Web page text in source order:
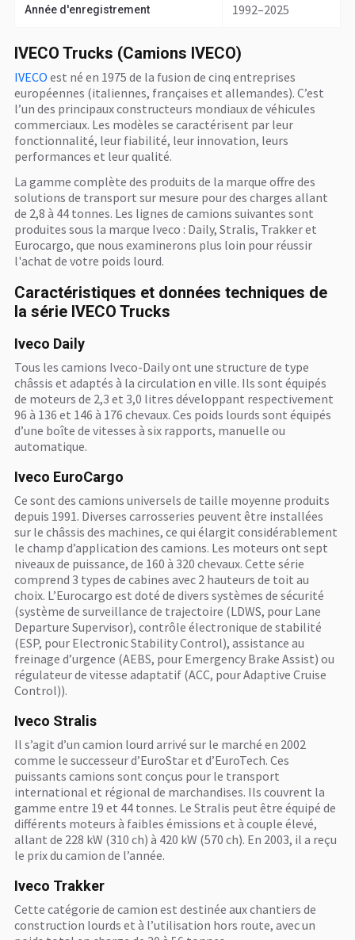
Année d'enregistrement 1992–2025
IVECO Trucks (Camions IVECO)
IVECO est né en 1975 de la fusion de cinq entreprises
européennes (italiennes, françaises et allemandes). C’est
l’un des principaux constructeurs mondiaux de véhicules
commerciaux. Les modèles se caractérisent par leur
fonctionnalité, leur fiabilité, leur innovation, leurs
performances et leur qualité.
La gamme complète des produits de la marque offre des
solutions de transport sur mesure pour des charges allant
de 2,8 à 44 tonnes. Les lignes de camions suivantes sont
produites sous la marque Iveco : Daily, Stralis, Trakker et
Eurocargo, que nous examinerons plus loin pour réussir
l'achat de votre poids lourd.
Caractéristiques et données techniques de
la série IVECO Trucks
Iveco Daily
Tous les camions Iveco-Daily ont une structure de type
châssis et adaptés à la circulation en ville. Ils sont équipés
de moteurs de 2,3 et 3,0 litres développant respectivement
96 à 136 et 146 à 176 chevaux. Ces poids lourds sont équipés
d’une boîte de vitesses à six rapports, manuelle ou
automatique.
Iveco EuroCargo
Ce sont des camions universels de taille moyenne produits
depuis 1991. Diverses carrosseries peuvent être installées
sur le châssis des machines, ce qui élargit considérablement
le champ d’application des camions. Les moteurs ont sept
niveaux de puissance, de 160 à 320 chevaux. Cette série
comprend 3 types de cabines avec 2 hauteurs de toit au
choix. L’Eurocargo est doté de divers systèmes de sécurité
(système de surveillance de trajectoire (LDWS, pour Lane
Departure Supervisor), contrôle électronique de stabilité
(ESP, pour Electronic Stability Control), assistance au
freinage d’urgence (AEBS, pour Emergency Brake Assist) ou
régulateur de vitesse adaptatif (ACC, pour Adaptive Cruise
Control)).
Iveco Stralis
Il s’agit d’un camion lourd arrivé sur le marché en 2002
comme le successeur d’EuroStar et d’EuroTech. Ces
puissants camions sont conçus pour le transport
international et régional de marchandises. Ils couvrent la
gamme entre 19 et 44 tonnes. Le Stralis peut être équipé de
différents moteurs à faibles émissions et à couple élevé,
allant de 228 kW (310 ch) à 420 kW (570 ch). En 2003, il a reçu
le prix du camion de l’année.
Iveco Trakker
Cette catégorie de camion est destinée aux chantiers de
construction lourds et à l’utilisation hors route, avec un